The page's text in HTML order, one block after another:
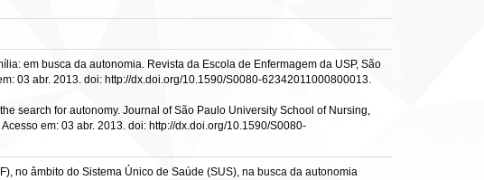
em busca da autonomia. Revista da Escola de Enfermagem da USP, São
03 abr. 2013. doi: http://dx.doi.org/10.1590/S0080-62342011000800013.
search for autonomy. Journal of São Paulo University School of Nursing,
em: 03 abr. 2013. doi: http://dx.doi.org/10.1590/S0080-
no âmbito do Sistema Único de Saúde (SUS), na busca da autonomia